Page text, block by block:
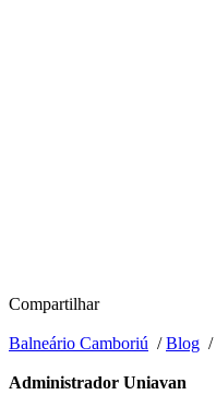
Compartilhar
Balneário Camboriú /Blog /
Administrador Uniavan